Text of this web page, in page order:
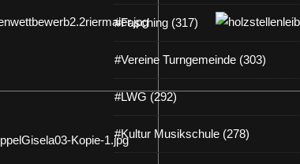
#Fasching (317)
#Vereine Turngemeinde (303)
#LWG (292)
#Kultur Musikschule (278)